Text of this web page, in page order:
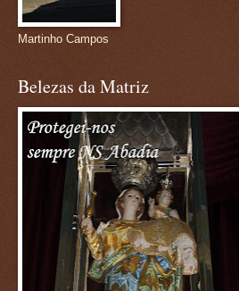
Martinho Campos
Belezas da Matriz